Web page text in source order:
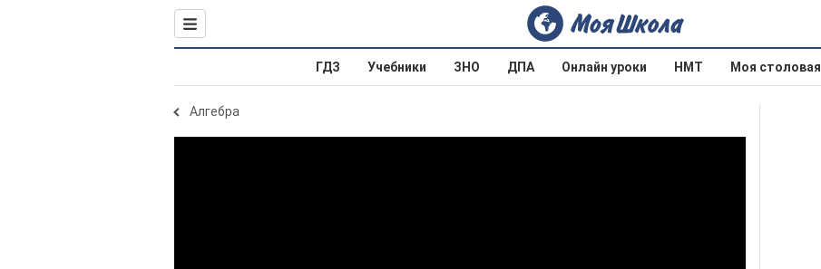
ГДЗ Учебники ЗНО ДПА Онлайн уроки НМТ Моя столовая
Алгебра